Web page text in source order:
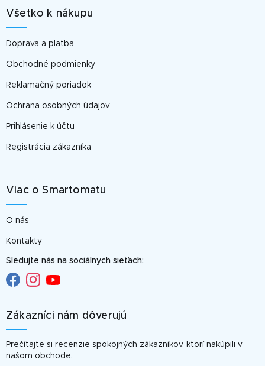
e
Všetko k nákupu
Doprava a platba
Obchodné podmienky
Reklamačný poriadok
Ochrana osobných údajov
Prihlásenie k účtu
Registrácia zákazníka
Viac o Smartomatu
O nás
Kontakty
Sledujte nás na sociálnych sieťach:
Zákazníci nám dôverujú
Prečítajte si recenzie spokojných zákazníkov, ktorí nakúpili v
našom obchode.